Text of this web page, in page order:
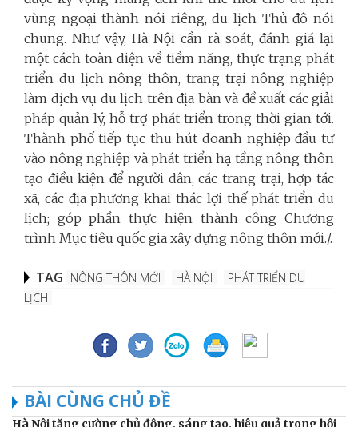
vùng ngoại thành nói riêng, du lịch Thủ đô nói
chung. Như vậy, Hà Nội cần rà soát, đánh giá lại
một cách toàn diện về tiềm năng, thực trạng phát
triển du lịch nông thôn, trang trại nông nghiệp
làm dịch vụ du lịch trên địa bàn và đề xuất các giải
pháp quản lý, hỗ trợ phát triển trong thời gian tới.
Thành phố tiếp tục thu hút doanh nghiệp đầu tư
vào nông nghiệp và phát triển hạ tầng nông thôn
tạo điều kiện để người dân, các trang trại, hợp tác
xã, các địa phương khai thác lợi thế phát triển du
lịch; góp phần thực hiện thành công Chương
trình Mục tiêu quốc gia xây dựng nông thôn mới./.
TAG NÔNG THÔN MỚI HÀ NỘI
PHÁT TRIỂN DU
LỊCH
BÀI CÙNG CHỦ ĐỀ
Hà Nội tăng cường chủ động, sáng tạo, hiệu quả trong hội